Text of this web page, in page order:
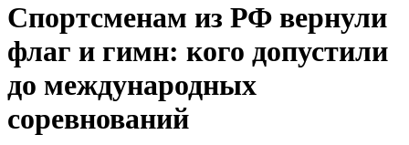
Спортсменам из РФ вернули
флаг и гимн: кого допустили
до международных
соревнований